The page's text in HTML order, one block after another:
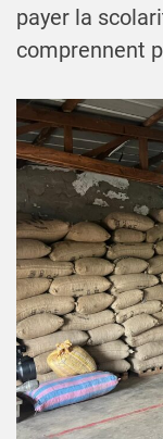
payer la
comprennent